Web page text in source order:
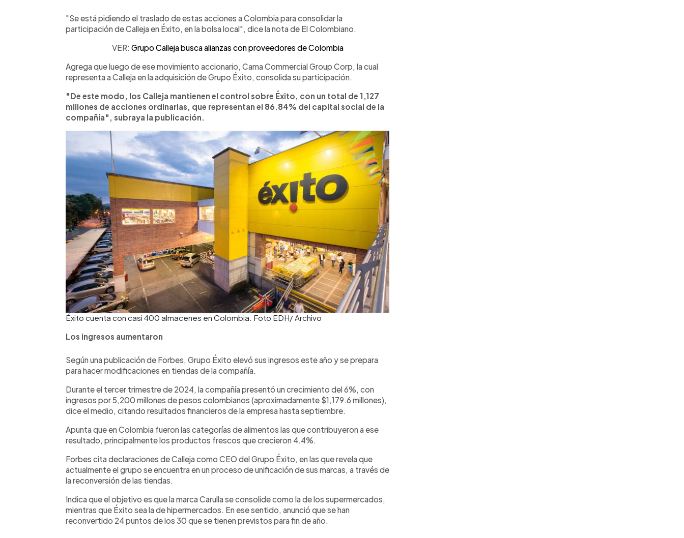
"Se está pidiendo el traslado de estas acciones a Colombia para consolidar la
participación de Calleja en Éxito, en la bolsa local", dice la nota de El Colombiano.
VER: Grupo Calleja busca alianzas con proveedores de Colombia
Agrega que luego de ese movimiento accionario, Cama Commercial Group Corp, la cual
representa a Calleja en la adquisición de Grupo Éxito, consolida su participación.
"De este modo, los Calleja mantienen el control sobre Éxito, con un total de 1,127
millones de acciones ordinarias, que representan el 86.84% del capital social de la
compañía", subraya la publicación.
Éxito cuenta con casi 400 almacenes en Colombia. Foto EDH/ Archivo
Los ingresos aumentaron
Según una publicación de Forbes, Grupo Éxito elevó sus ingresos este año y se prepara
para hacer modificaciones en tiendas de la compañía.
Durante el tercer trimestre de 2024, la compañía presentó un crecimiento del 6%, con
ingresos por 5,200 millones de pesos colombianos (aproximadamente $1,179.6 millones),
dice el medio, citando resultados financieros de la empresa hasta septiembre.
Apunta que en Colombia fueron las categorías de alimentos las que contribuyeron a ese
resultado, principalmente los productos frescos que crecieron 4.4%.
Forbes cita declaraciones de Calleja como CEO del Grupo Éxito, en las que revela que
actualmente el grupo se encuentra en un proceso de unificación de sus marcas, a través de
la reconversión de las tiendas.
Indica que el objetivo es que la marca Carulla se consolide como la de los supermercados,
mientras que Éxito sea la de hipermercados. En ese sentido, anunció que se han
reconvertido 24 puntos de los 30 que se tienen previstos para fin de año.